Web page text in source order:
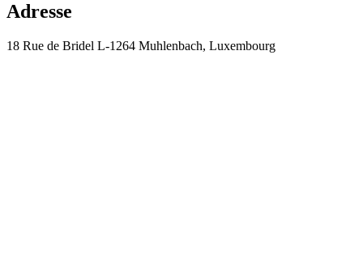
Adresse
18 Rue de Bridel L-1264 Muhlenbach, Luxembourg